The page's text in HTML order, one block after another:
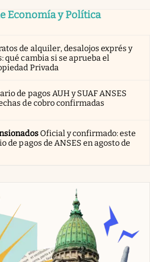
Economía y Política
de alquiler, desalojos exprés y
qué cambia si se aprueba el
Privada
de pagos AUH y SUAF ANSES
de cobro confirmadas
Oficial y confirmado: este
de pagos de ANSES en agosto de